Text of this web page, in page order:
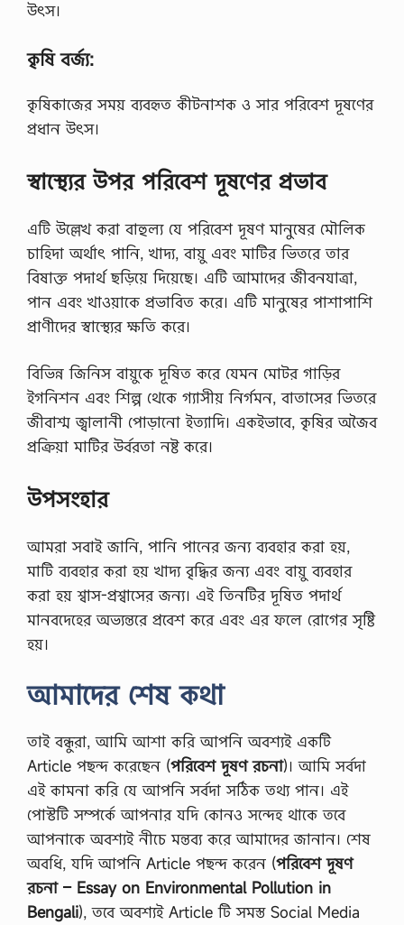
উৎস।
কৃষি বর্জ্য:
কৃষিকাজের সময় ব্যবহৃত কীটনাশক ও সার পরিবেশ দূষণের
প্রধান উৎস।
স্বাস্থ্যের উপর পরিবেশ দূষণের প্রভাব
এটি উল্লেখ করা বাহুল্য যে পরিবেশ দূষণ মানুষের মৌলিক
চাহিদা অর্থাৎ পানি, খাদ্য, বায়ু এবং মাটির ভিতরে তার
বিষাক্ত পদার্থ ছড়িয়ে দিয়েছে। এটি আমাদের জীবনযাত্রা,
পান এবং খাওয়াকে প্রভাবিত করে। এটি মানুষের পাশাপাশি
প্রাণীদের স্বাস্থ্যের ক্ষতি করে।
বিভিন্ন জিনিস বায়ুকে দূষিত করে যেমন মোটর গাড়ির
ইগনিশন এবং শিল্প থেকে গ্যাসীয় নির্গমন, বাতাসের ভিতরে
জীবাশ্ম জ্বালানী পোড়ানো ইত্যাদি। একইভাবে, কৃষির অজৈব
প্রক্রিয়া মাটির উর্বরতা নষ্ট করে।
উপসংহার
আমরা সবাই জানি, পানি পানের জন্য ব্যবহার করা হয়,
মাটি ব্যবহার করা হয় খাদ্য বৃদ্ধির জন্য এবং বায়ু ব্যবহার
করা হয় শ্বাস-প্রশ্বাসের জন্য। এই তিনটির দূষিত পদার্থ
মানবদেহের অভ্যন্তরে প্রবেশ করে এবং এর ফলে রোগের সৃষ্টি
হয়।
আমাদের শেষ কথা
তাই বন্ধুরা, আমি আশা করি আপনি অবশ্যই একটি
Article পছন্দ করেছেন (পরিবেশ দূষণ রচনা)। আমি সর্বদা
এই কামনা করি যে আপনি সর্বদা সঠিক তথ্য পান। এই
পোস্টটি সম্পর্কে আপনার যদি কোনও সন্দেহ থাকে তবে
আপনাকে অবশ্যই নীচে মন্তব্য করে আমাদের জানান। শেষ
অবধি, যদি আপনি Article পছন্দ করেন (পরিবেশ দূষণ
রচনা – Essay on Environmental Pollution in
Bengali), তবে অবশ্যই Article টি সমস্ত Social Media